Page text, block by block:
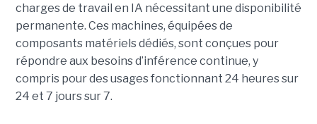
charges de travail en IA nécessitant une disponibilité
permanente. Ces machines, équipées de
composants matériels dédiés, sont conçues pour
répondre aux besoins d’inférence continue, y
compris pour des usages fonctionnant 24 heures sur
24 et 7 jours sur 7.